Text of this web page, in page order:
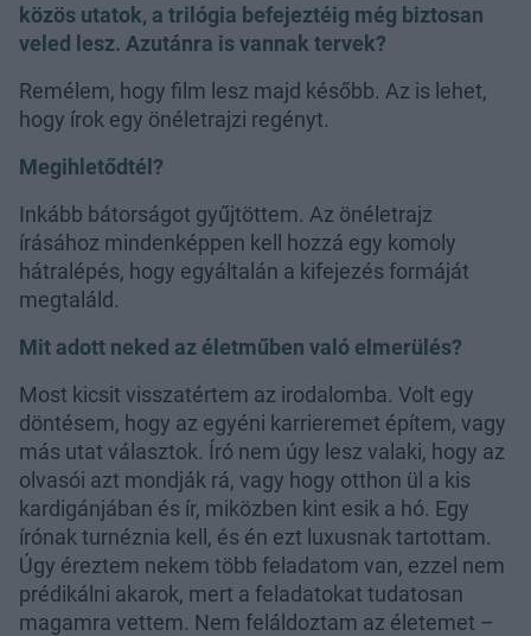
közös utatok, a trilógia befejeztéig még biztosan
veled lesz. Azutánra is vannak tervek?
Remélem, hogy film lesz majd később. Az is lehet,
hogy írok egy önéletrajzi regényt.
Megihletődtél?
Inkább bátorságot gyűjtöttem. Az önéletrajz
írásához mindenképpen kell hozzá egy komoly
hátralépés, hogy egyáltalán a kifejezés formáját
megtaláld.
Mit adott neked az életműben való elmerülés?
Most kicsit visszatértem az irodalomba. Volt egy
döntésem, hogy az egyéni karrieremet építem, vagy
más utat választok. Író nem úgy lesz valaki, hogy az
olvasói azt mondják rá, vagy hogy otthon ül a kis
kardigánjában és ír, miközben kint esik a hó. Egy
írónak turnéznia kell, és én ezt luxusnak tartottam.
Úgy éreztem nekem több feladatom van, ezzel nem
prédikálni akarok, mert a feladatokat tudatosan
magamra vettem. Nem feláldoztam az életemet –